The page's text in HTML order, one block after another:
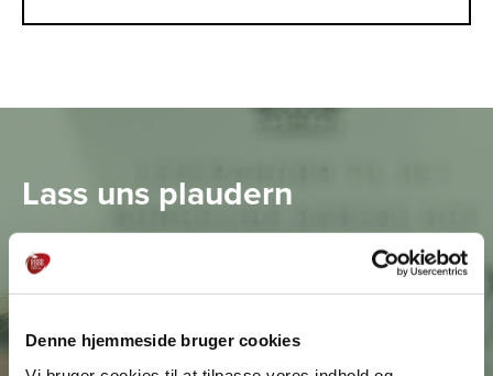
Denne hjemmeside bruger cookies
Lass uns plaudern
Sie sind immer herzlich eingeladen, uns zu
kontaktieren, wenn Sie an unseren Produkten